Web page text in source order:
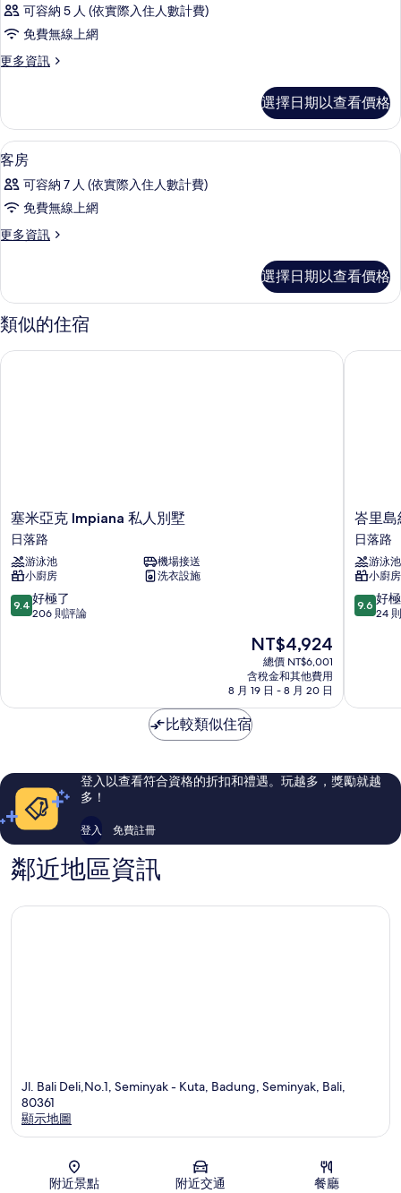
相
片
臥
室
詳
客
的
有
相
片
可容納 5 人 (依實際入住人數計費)
免費無線上網
更多資訊
更
的
詳
情
選擇日期以查看價格
顯
示
客
的
有
相
片
高級寢具、客房內保險箱、書桌、遮
13
客房
可容納 7 人 (依實際入住人數計費)
免費無線上網
更多資訊
更
的
詳
情
選擇日期以查看價格
類似的住宿
塞
米
亞
克
Impiana
私
人
塞米亞克 Impiana 私人別墅
日落路
游泳池
機場接送
小廚房
洗衣設施
9.4
分，
極
評
論
9.4 好極了
206 則評論
現
價
格
為
NT$4,924
NT$4,924
總價 NT$6,001
含稅金和其他費用
8 月 19 日 - 8 月 20 日
塞米亞克 Impiana 私人別墅
峇
里
島
納
吉
薩
恩
飯
路
峇里島
日落路
游泳池
小廚房
9.6
分，
極
評
論
9.6 好
24
峇里島
比較類似住宿
登入以查看符合資格的折扣和禮遇。玩越多，獎勵就越
多！
登入 免費註冊
鄰近地區資訊
Jl. Bali Deli,No.1, Seminyak - Kuta, Badung, Seminyak, Bali,
80361
顯示地圖
附近景點 附近交通 餐廳